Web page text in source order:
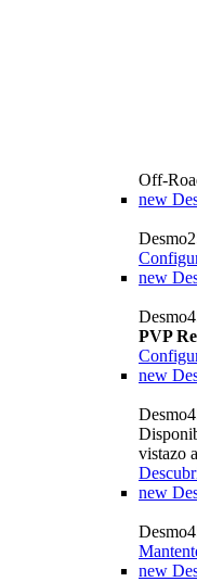
Off-
new
new
PVP
new
vistazo
new
new